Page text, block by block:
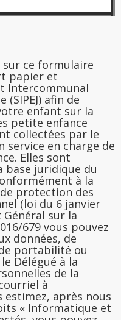
ce formulaire
papier et
Intercommunal
(SIPEJ) afin de
enfant sur la
petite enfance
collectées par le
service en charge de
Elles sont
base juridique du
à la
protection des
(loi du 6 janvier
sur la
679 vous pouvez
données, de
portabilité ou
Délégué à la
de la
à
estimez, après nous
« Informatique et